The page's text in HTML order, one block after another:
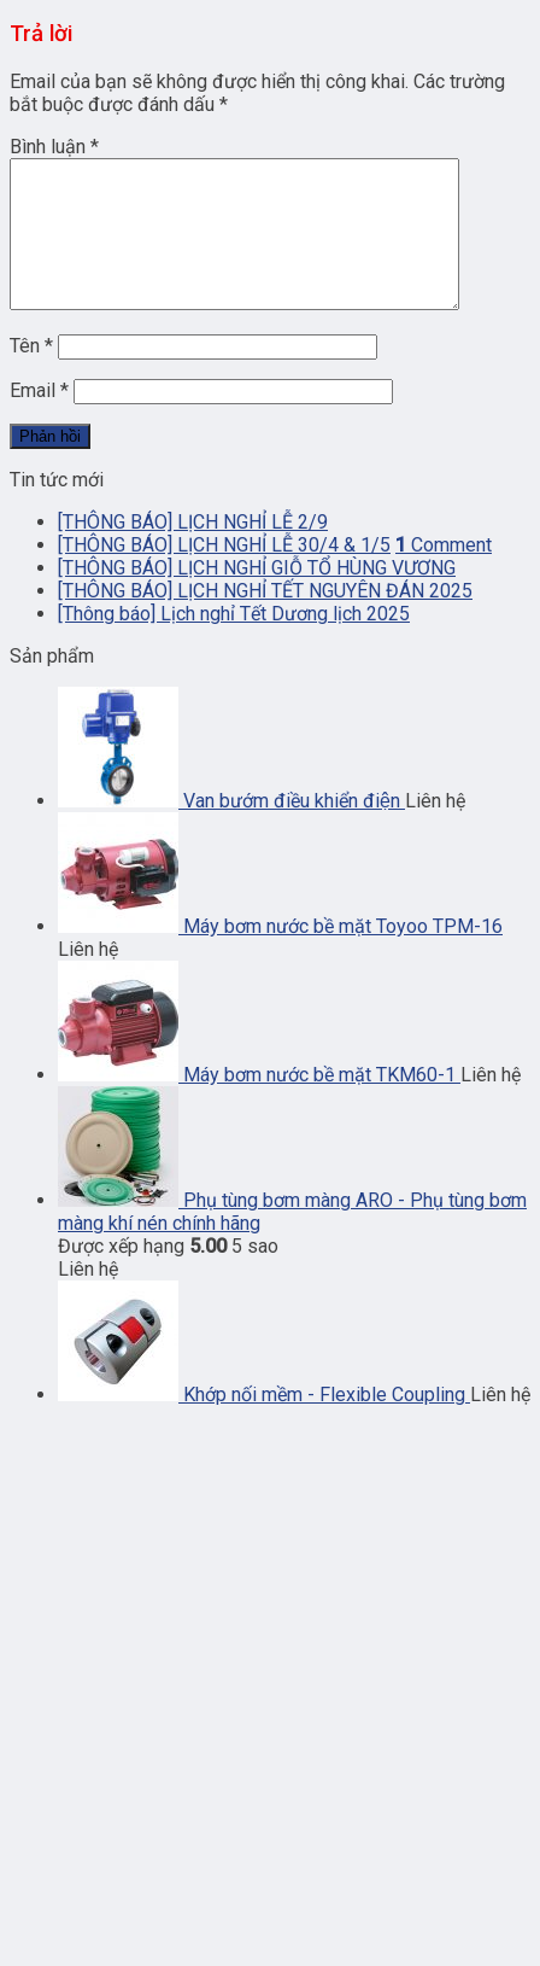
Trả lời
Email của bạn sẽ không được hiển thị công khai. Các trường
bắt buộc được đánh dấu *
Bình luận *
Tên *
Email *
Tin tức mới
[THÔNG BÁO] LỊCH NGHỈ LỄ 2/9
[THÔNG BÁO] LỊCH NGHỈ LỄ 30/4 & 1/5 1 Comment
[THÔNG BÁO] LỊCH NGHỈ GIỖ TỔ HÙNG VƯƠNG
[THÔNG BÁO] LỊCH NGHỈ TẾT NGUYÊN ĐÁN 2025
[Thông báo] Lịch nghỉ Tết Dương lịch 2025
Sản phẩm
Van bướm điều khiển điện Liên hệ
Máy bơm nước bề mặt Toyoo TPM-16
Liên hệ
Máy bơm nước bề mặt TKM60-1 Liên hệ
Phụ tùng bơm màng ARO - Phụ tùng bơm
màng khí nén chính hãng
Được xếp hạng 5.005 sao
Liên hệ
Khớp nối mềm - Flexible Coupling Liên hệ